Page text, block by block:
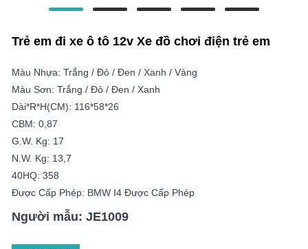
Trẻ em đi xe ô tô 12v Xe đồ chơi điện trẻ em
Màu Nhựa: Trắng / Đỏ / Đen / Xanh / Vàng
Màu Sơn: Trắng / Đỏ / Đen / Xanh
Dài*R*H(CM): 116*58*26
CBM: 0,87
G.W. Kg: 17
N.W. Kg: 13,7
40HQ: 358
Được Cấp Phép: BMW I4 Được Cấp Phép
Người mẫu: JE1009